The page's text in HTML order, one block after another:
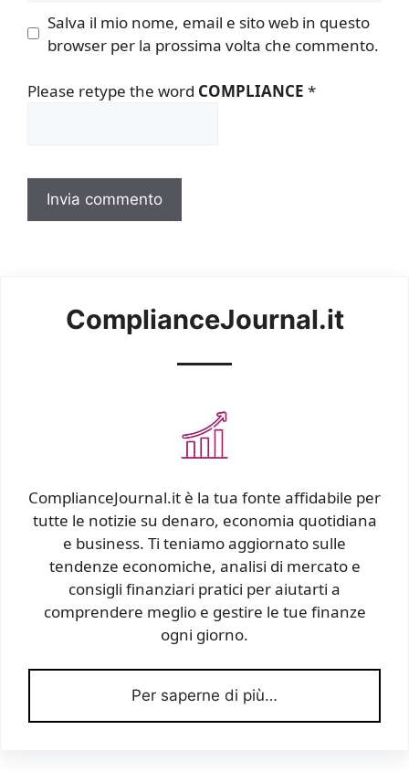
Salva il mio nome, email e sito web in questo
browser per la prossima volta che commento.
Please retype the word COMPLIANCE *
ComplianceJournal.it
ComplianceJournal.it è la tua fonte affidabile per
tutte le notizie su denaro, economia quotidiana
e business. Ti teniamo aggiornato sulle
tendenze economiche, analisi di mercato e
consigli finanziari pratici per aiutarti a
comprendere meglio e gestire le tue finanze
ogni giorno.
Per saperne di più…